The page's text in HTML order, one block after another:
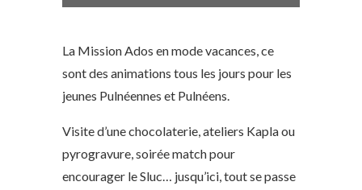
La Mission Ados en mode vacances, ce
sont des animations tous les jours pour les
jeunes Pulnéennes et Pulnéens.
Visite d’une chocolaterie, ateliers Kapla ou
pyrogravure, soirée match pour
encourager le Sluc… jusqu’ici, tout se passe